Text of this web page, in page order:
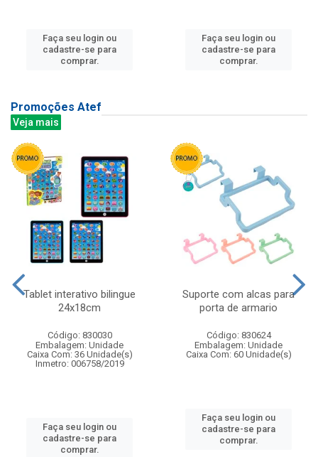
Faça seu login ou
cadastre-se para
comprar.
Faça seu login ou
cadastre-se para
comprar.
Promoções Atef
Veja mais
Tablet interativo bilingue
24x18cm
Código: 830030
Embalagem: Unidade
Caixa Com: 36 Unidade(s)
Inmetro: 006758/2019
Faça seu login ou
cadastre-se para
comprar.
Suporte com alcas para
porta de armario
Código: 830624
Embalagem: Unidade
Caixa Com: 60 Unidade(s)
Faça seu login ou
cadastre-se para
comprar.